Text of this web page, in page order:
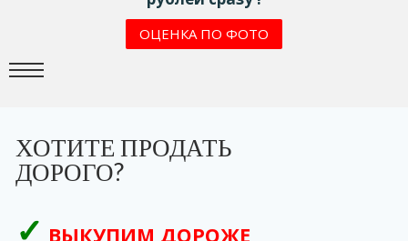
ОЦЕНКА ПО ФОТО
ХОТИТЕ ПРОДАТЬ
ДОРОГО?
ВЫКУПИМ ДОРОЖЕ